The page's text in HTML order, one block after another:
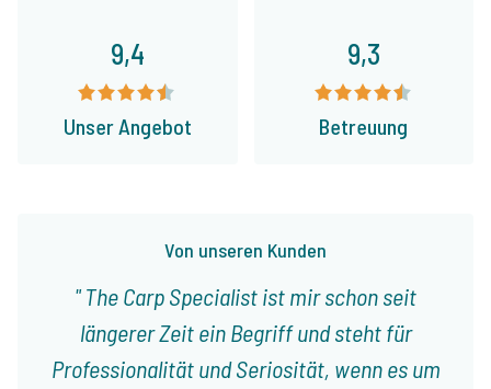
Von unseren Kunden
The Carp Specialist ist mir schon seit
längerer Zeit ein Begriff und steht für
Professionalität und Seriosität, wenn es um
9,4
Unser Angebot
9,3
Betreuung